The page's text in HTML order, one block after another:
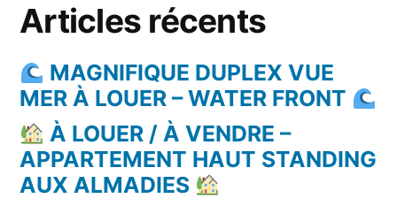
Articles récents
MAGNIFIQUE DUPLEX VUE
MER À LOUER – WATER FRONT
À LOUER / À VENDRE –
APPARTEMENT HAUT STANDING
AUX ALMADIES